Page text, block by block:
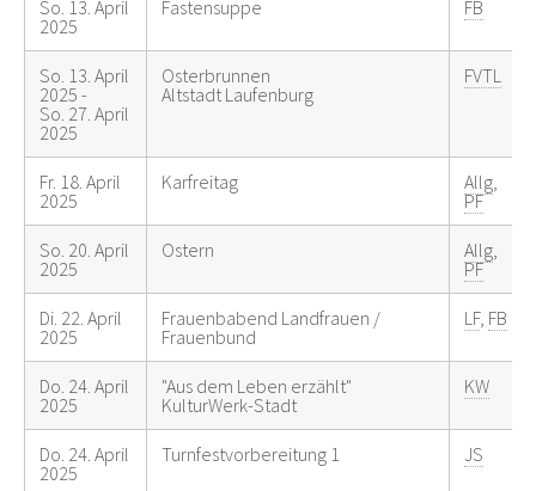
So. 13. April
2025
Fastensuppe FB
So. 13. April
2025 -
So. 27. April
2025
Osterbrunnen
Altstadt Laufenburg
FVTL
Fr. 18. April
2025
Karfreitag Allg
PF
So. 20. April
2025
Ostern Allg
PF
Di. 22. April
2025
Frauenbabend Landfrauen /
Frauenbund
LF, FB
Do. 24. April
2025
"Aus dem Leben erzählt"
KulturWerk-Stadt
KW
Do. 24. April
2025
Turnfestvorbereitung 1 JS